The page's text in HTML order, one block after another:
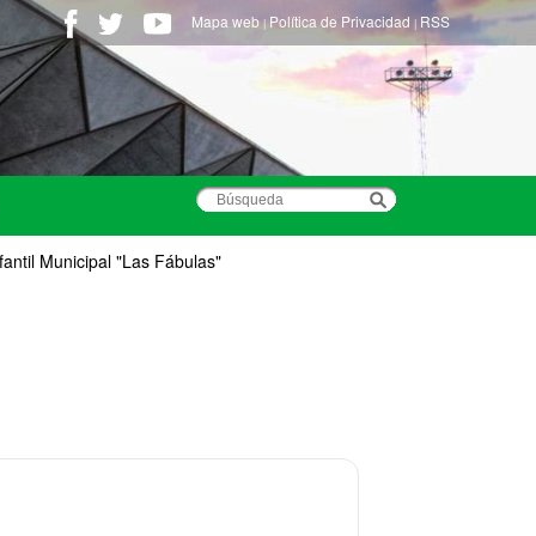
Mapa web|Política de Privacidad | RSS
Municipal "Las Fábulas"